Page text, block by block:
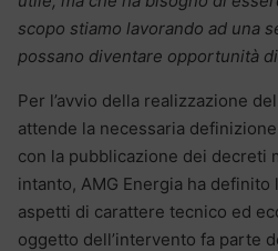
scopo stiamo lavorando ad una
possano diventare opportunità
Per l’avvio della realizzazione
attende la necessaria
con la pubblicazione dei decreti
intanto, AMG Energia ha definito
aspetti di carattere tecnico ed
oggetto dell’intervento fa parte